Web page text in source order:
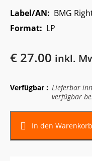
Label/AN: BMG
Format: LP
€ 27.00 inkl.
Verfügbar : Lieferbar
verfügbar
In den Warenkorb